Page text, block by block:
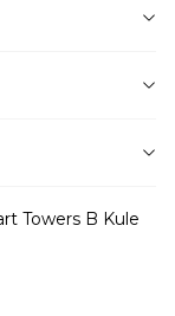
Towers B Kule